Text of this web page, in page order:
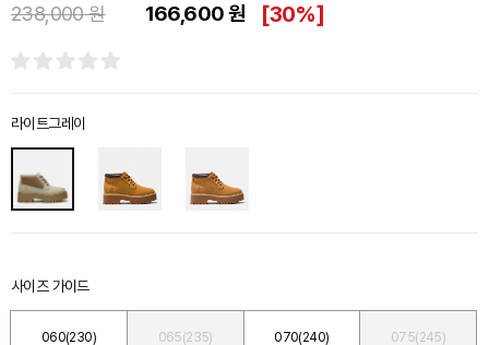
238,000 원 166,600 원 [30%]
라이트그레이
사이즈 가이드
060(230) 065(235) 070(240) 075(245)